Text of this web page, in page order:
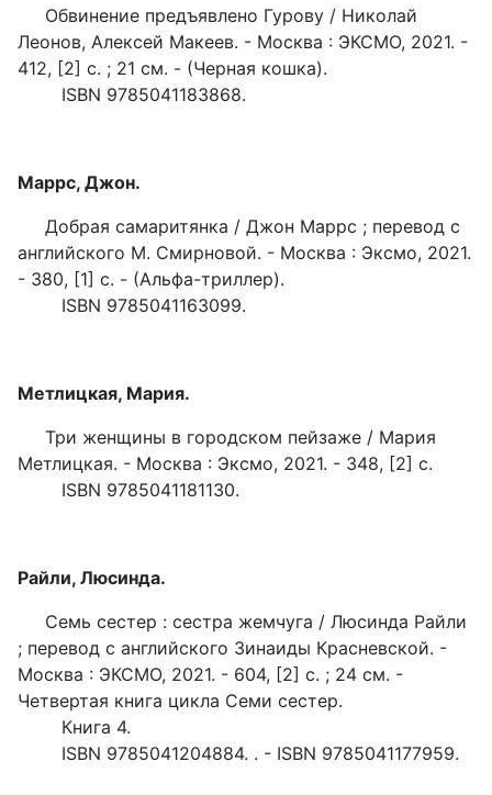
Обвинение предъявлено Гурову / Николай
Леонов, Алексей Макеев. - Москва : ЭКСМО, 2021. -
412, [2] с. ; 21 см. - (Черная кошка).
ISBN 9785041183868.
Маррс, Джон.
Добрая самаритянка / Джон Маррс ; перевод с
английского М. Смирновой. - Москва : Эксмо, 2021.
- 380, [1] с. - (Альфа-триллер).
ISBN 9785041163099.
Метлицкая, Мария.
Три женщины в городском пейзаже / Мария
Метлицкая. - Москва : Эксмо, 2021. - 348, [2] с.
ISBN 9785041181130.
Райли, Люсинда.
Семь сестер : сестра жемчуга / Люсинда Райли
; перевод с английского Зинаиды Красневской. -
Москва : ЭКСМО, 2021. - 604, [2] с. ; 24 см. -
Четвертая книга цикла Семи сестер.
Книга 4.
ISBN 9785041204884. . - ISBN 9785041177959.